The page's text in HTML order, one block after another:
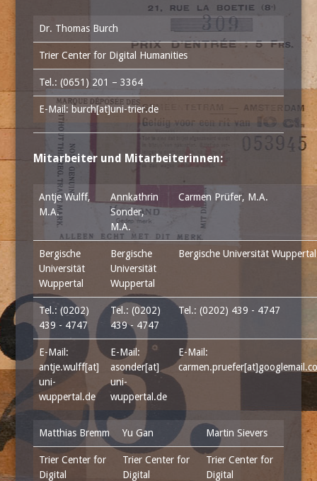
Dr. Thomas Burch
Trier Center for Digital Humanities
Tel.: (0651) 201 – 3364
E-Mail: burch[at]uni-trier.de
Mitarbeiter und Mitarbeiterinnen:
Antje Wulff,
M.A.
Annkathrin
Sonder,
M.A.
Carmen Prüfer, M.A.
Bergische
Universität
Wuppertal
Bergische
Universität
Wuppertal
Bergische Universität Wuppertal
Tel.: (0202)
439 - 4747
Tel.: (0202)
439 - 4747
Tel.: (0202) 439 - 4747
E-Mail:
antje.wulff[at]
uni-
wuppertal.de
E-Mail:
asonder[at]
uni-
wuppertal.de
E-Mail:
Matthias Bremm Yu Gan Martin Sievers
Trier Center for
Digital
Trier Center for
Digital
Trier Center for
Digital